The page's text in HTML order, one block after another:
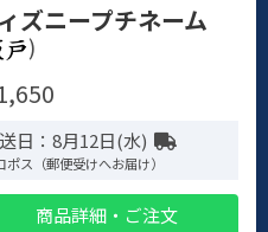
ズニープチネーム
)
日：8月12日(水)
ポス（郵便受けへお届け）
商品詳細・ご注文